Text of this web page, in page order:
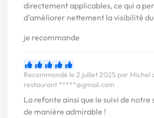
directement applicables, ce qui a
d’améliorer nettement la visibilité
je recommande
Recommandé le 2 juillet 2025 par Michel
restaurant *****@gmail.com
La refonte ainsi que le suivi de
de manière admirable !